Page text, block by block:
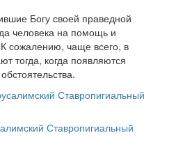
Богу своей праведной
человека на помощь и
сожалению, чаще всего, в
тогда, когда появляются
Ставропигиальный